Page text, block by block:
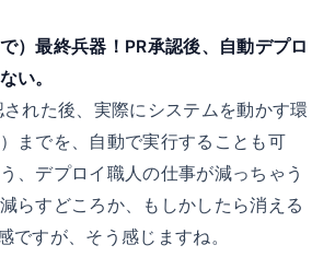
で）最終兵器！PR承認後、自動デプロ
い。
された後、実際にシステムを動かす環
までを、自動で実行することも可
、デプロイ職人の仕事が減っちゃう
らすどころか、もしかしたら消える
ですが、そう感じますね。